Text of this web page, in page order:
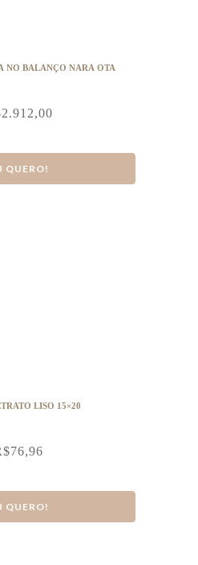
NO BALANÇO NARA OTA
2.912,00
QUERO!
LISO 15×20
76,96
QUERO!